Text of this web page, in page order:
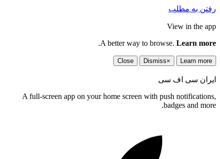
به مطلب
View in the
A better way to browse.Learn
.
Learn more
Dismiss
Close
سی اف سی
A full-screen app on your home screen with push
badges and